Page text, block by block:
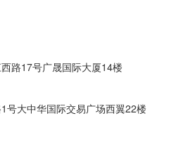
路17号广晟国际大厦14楼
号大中华国际交易广场西翼22楼